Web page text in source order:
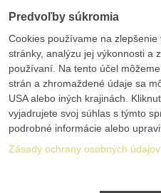
Predvoľby súkromia
Cookies používame na
stránky, analýzu jej výkonnosti a
používaní. Na tento účel
strán a zhromaždené údaje sa
USA alebo iných krajinách.
vyjadrujete svoj súhlas s týmto
podrobné informácie alebo
Zásady ochrany osobných údajov